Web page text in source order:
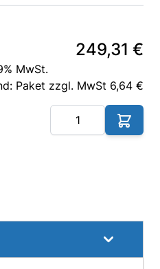
249,31 €
MwSt.
Paket zzgl. MwSt 6,64 €